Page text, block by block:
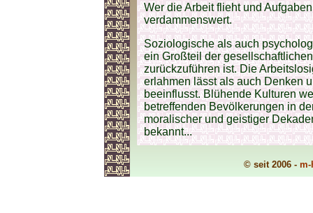
Wer die Arbeit flieht und
verdammenswert.
Soziologische als auch
ein Großteil der
zurückzuführen ist. Die
erlahmen lässt als auch Denken
beeinflusst. Blühende Kulturen
betreffenden Bevölkerungen in
moralischer und geistiger
bekannt...
© seit 2006 - m-